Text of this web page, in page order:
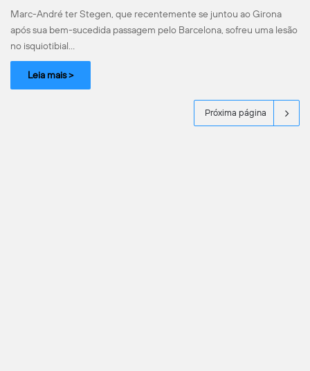
Marc-André ter Stegen, que recentemente se juntou ao Girona
após sua bem-sucedida passagem pelo Barcelona, sofreu uma lesão
no isquiotibial…
Leia mais >
Próxima página